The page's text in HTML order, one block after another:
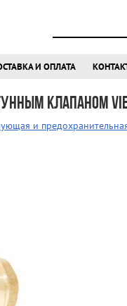
И ОПЛАТА
клапаном
и